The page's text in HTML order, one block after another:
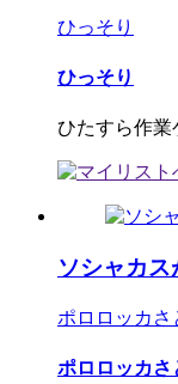
ひっそり
ひっそり
ひたすら作業
ソシャカ
ポロロッカさ
ポロロッカさ